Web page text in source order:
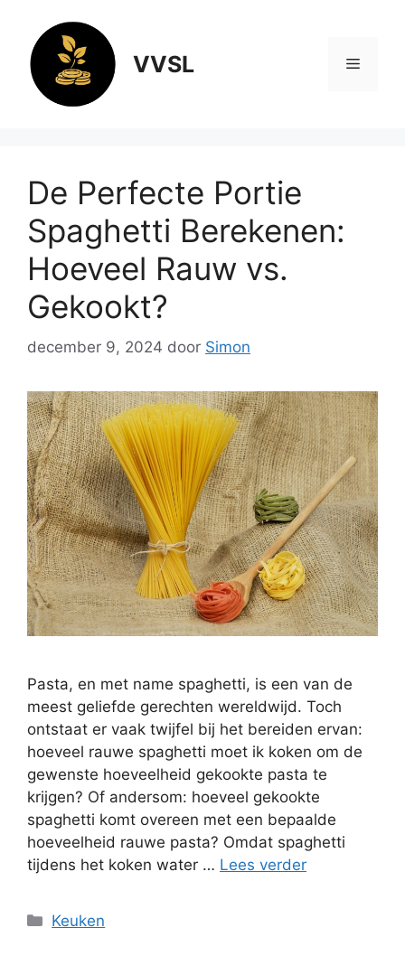
inhoud
VVSL Menu
De Perfecte Portie
Spaghetti Berekenen:
Hoeveel Rauw vs.
Gekookt?
december 9, 2024 door Simon
Pasta, en met name spaghetti, is een van de
meest geliefde gerechten wereldwijd. Toch
ontstaat er vaak twijfel bij het bereiden ervan:
hoeveel rauwe spaghetti moet ik koken om de
gewenste hoeveelheid gekookte pasta te
krijgen? Of andersom: hoeveel gekookte
spaghetti komt overeen met een bepaalde
hoeveelheid rauwe pasta? Omdat spaghetti
tijdens het koken water … Lees verder
Categorieën
Keuken